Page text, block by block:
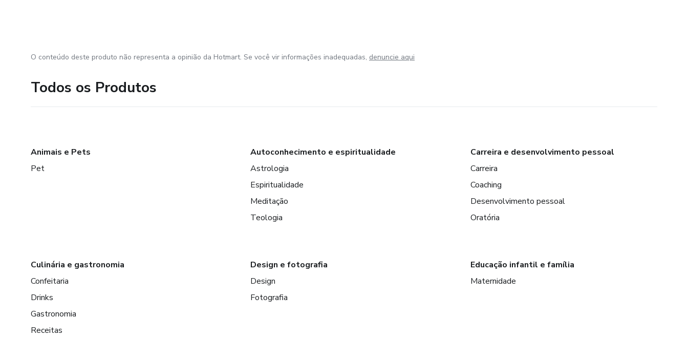
O conteúdo deste produto não representa a opinião da Hotmart. Se você vir informações inadequadas, denuncie aqui
Todos os Produtos
Animais e Pets
Pet
Autoconhecimento e espiritualidade
Astrologia
Espiritualidade
Meditação
Teologia
Carreira e desenvolvimento pessoal
Carreira
Coaching
Desenvolvimento pessoal
Oratória
Culinária e gastronomia
Confeitaria
Drinks
Gastronomia
Receitas
Design e fotografia
Design
Fotografia
Educação infantil e família
Maternidade